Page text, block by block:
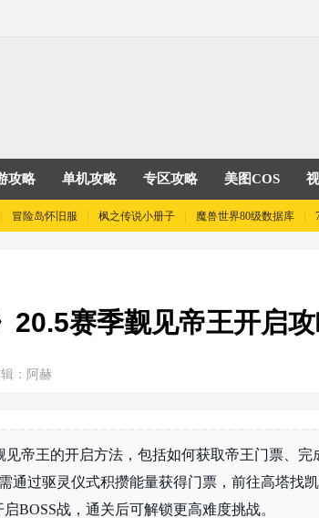
攻略 单机攻略 专区攻略 美图COS
冒险岛怀旧服 枫之传说小册子 魔兽世界80级数据库
20.5赛季觐见帝王开启
：阿赫
帝王的开启方法，包括如何获取帝王门票、完
通过驱灵仪式积攒能量获得门票，前往高塔找
BOSS战，通关后可解锁更高难度挑战。